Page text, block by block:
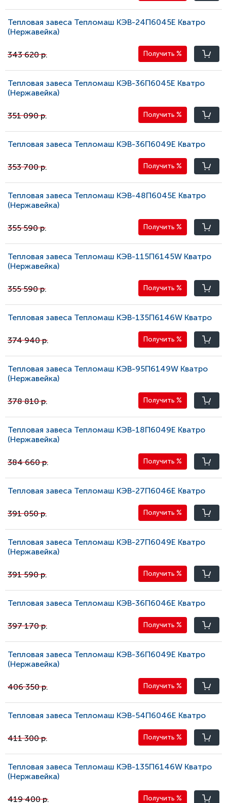
Тепловая завеса Тепломаш КЭВ-24П6045E Кватро
(Нержавейка)
343 620 р. Получить %
Тепловая завеса Тепломаш КЭВ-36П6045E Кватро
(Нержавейка)
351 090 р. Получить %
Тепловая завеса Тепломаш КЭВ-36П6049E Кватро
353 700 р. Получить %
Тепловая завеса Тепломаш КЭВ-48П6045E Кватро
(Нержавейка)
355 590 р. Получить %
Тепловая завеса Тепломаш КЭВ-115П6145W Кватро
(Нержавейка)
355 590 р. Получить %
Тепловая завеса Тепломаш КЭВ-135П6146W Кватро
374 940 р. Получить %
Тепловая завеса Тепломаш КЭВ-95П6149W Кватро
(Нержавейка)
378 810 р. Получить %
Тепловая завеса Тепломаш КЭВ-18П6049E Кватро
(Нержавейка)
384 660 р. Получить %
Тепловая завеса Тепломаш КЭВ-27П6046E Кватро
391 050 р. Получить %
Тепловая завеса Тепломаш КЭВ-27П6049E Кватро
(Нержавейка)
391 590 р. Получить %
Тепловая завеса Тепломаш КЭВ-36П6046E Кватро
397 170 р. Получить %
Тепловая завеса Тепломаш КЭВ-36П6049E Кватро
(Нержавейка)
406 350 р. Получить %
Тепловая завеса Тепломаш КЭВ-54П6046E Кватро
411 300 р. Получить %
Тепловая завеса Тепломаш КЭВ-135П6146W Кватро
(Нержавейка)
419 400 р. Получить %